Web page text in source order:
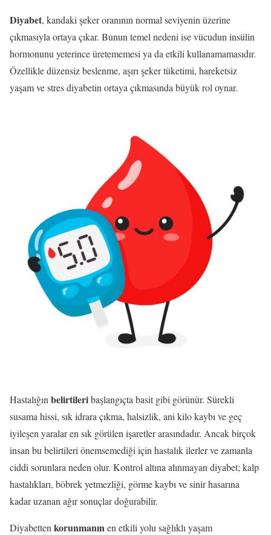
Diyabet, kandaki şeker oranının normal seviyenin üzerine
çıkmasıyla ortaya çıkar. Bunun temel nedeni ise vücudun insülin
hormonunu yeterince üretememesi ya da etkili kullanamamasıdır.
Özellikle düzensiz beslenme, aşırı şeker tüketimi, hareketsiz
yaşam ve stres diyabetin ortaya çıkmasında büyük rol oynar.
Hastalığın belirtileribaşlangıçta basit gibi görünür. Sürekli
susama hissi, sık idrara çıkma, halsizlik, ani kilo kaybı ve geç
iyileşen yaralar en sık görülen işaretler arasındadır. Ancak birçok
insan bu belirtileri önemsemediği için hastalık ilerler ve zamanla
ciddi sorunlara neden olur. Kontrol altına alınmayan diyabet; kalp
hastalıkları, böbrek yetmezliği, görme kaybı ve sinir hasarına
kadar uzanan ağır sonuçlar doğurabilir.
Diyabetten korunmanınen etkili yolu sağlıklı yaşam